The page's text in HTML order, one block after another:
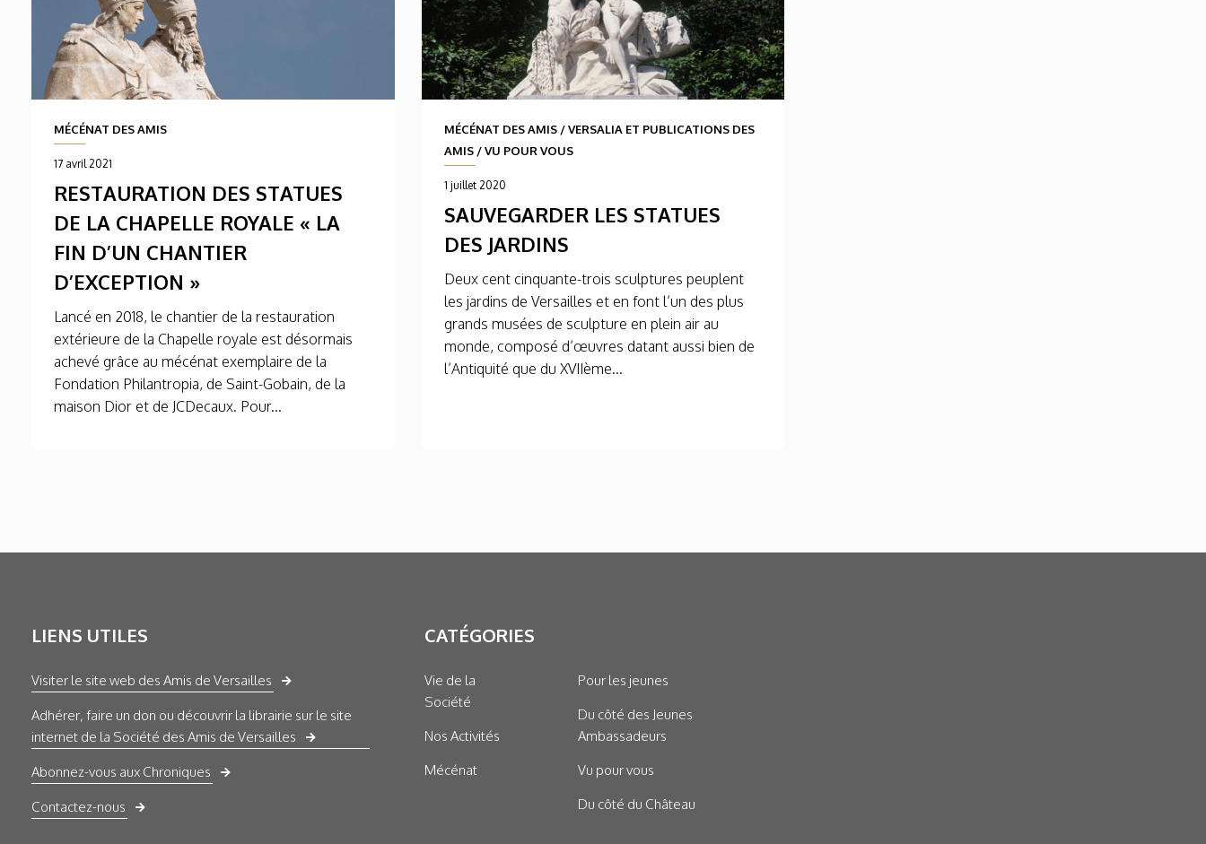
MÉCÉNAT DES AMIS
17 avril 2021
RESTAURATION DES STATUES
DE LA CHAPELLE ROYALE « LA
FIN D’UN CHANTIER
D’EXCEPTION »
Lancé en 2018, le chantier de la restauration
extérieure de la Chapelle royale est désormais
achevé grâce au mécénat exemplaire de la
Fondation Philantropia, de Saint-Gobain, de la
maison Dior et de JCDecaux. Pour...
MÉCÉNAT DES AMIS/VERSALIA ET PUBLICATIONS DES
AMIS/VU POUR VOUS
1 juillet 2020
SAUVEGARDER LES STATUES
DES JARDINS
Deux cent cinquante-trois sculptures peuplent
les jardins de Versailles et en font l’un des plus
grands musées de sculpture en plein air au
monde, composé d’œuvres datant aussi bien de
l’Antiquité que du XVIIème...
LIENS UTILES
Visiter le site web des Amis de Versailles
Adhérer, faire un don ou découvrir la librairie sur le site
internet de la Société des Amis de Versailles
Abonnez-vous aux Chroniques
Contactez-nous
CATÉGORIES
Vie de la
Société
Nos Activités
Mécénat
Pour les jeunes
Du côté des Jeunes
Ambassadeurs
Vu pour vous
Du côté du Château